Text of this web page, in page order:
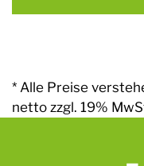
* Alle Preise
netto zzgl. 19%